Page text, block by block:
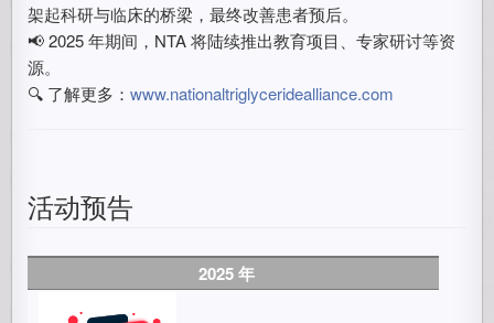
架起科研与临床的桥梁，最终改善患者预后。
📢 2025 年期间，NTA 将陆续推出教育项目、专家研讨等资
源。
🔍 了解更多：www.nationaltriglyceridealliance.com
活动预告
2025 年